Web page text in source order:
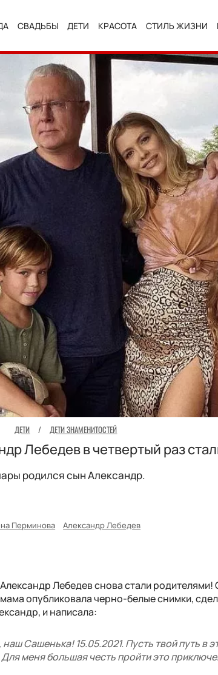
СВАДЬБЫ ДЕТИ КРАСОТА СТИЛЬ ЖИЗНИ
ДЕТИ / ДЕТИ ЗНАМЕНИТОСТЕЙ
Лебедев в четвертый раз
родился сын Александр.
Перминова
Александр Лебедев
Лебедев снова стали родителями!
опубликовала черно-белые снимки,
и написала:
Сашенька! 15.05.2021. Пусть твой путь в
меня большая честь пройти это